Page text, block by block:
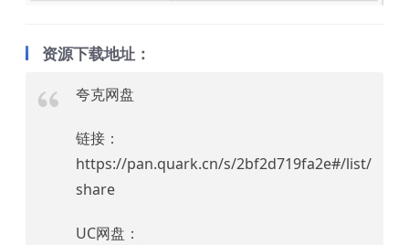
资源下载地址：
夸克网盘
链接：
https://pan.quark.cn/s/2bf2d719fa2e#/list/
share
UC网盘：